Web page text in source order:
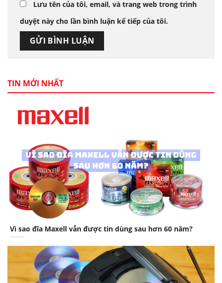
Lưu tên của tôi, email, và trang web trong trình
duyệt này cho lần bình luận kế tiếp của tôi.
TIN MỚI NHẤT
Vì sao đĩa Maxell vẫn được tin dùng sau hơn 60 năm?